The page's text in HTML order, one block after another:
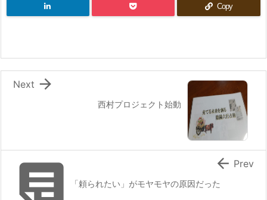
Copy
西村プロジェクト始動

Next
 「頼られたい」がモヤモヤの原因だった
 Prev